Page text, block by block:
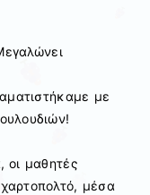
με
οι μαθητές
μέσα